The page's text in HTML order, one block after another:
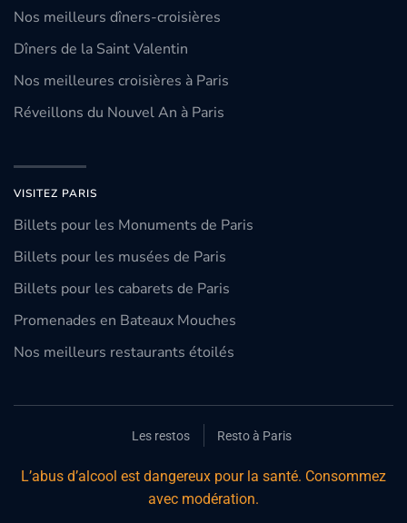
Nos meilleurs dîners-croisières
Dîners de la Saint Valentin
Nos meilleures croisières à Paris
Réveillons du Nouvel An à Paris
VISITEZ PARIS
Billets pour les Monuments de Paris
Billets pour les musées de Paris
Billets pour les cabarets de Paris
Promenades en Bateaux Mouches
Nos meilleurs restaurants étoilés
Les restos Resto à Paris
L’abus d’alcool est dangereux pour la santé. Consommez
avec modération.